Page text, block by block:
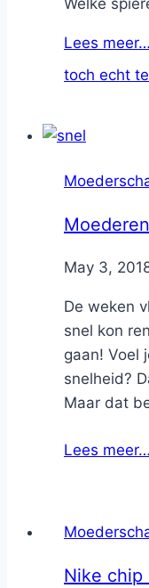
Welke
Lees meer…
toch echt
ByNicole
May 3,
De weken
snel kon
gaan! Voel
snelheid?
Maar dat
Lees meer…
Nike chip